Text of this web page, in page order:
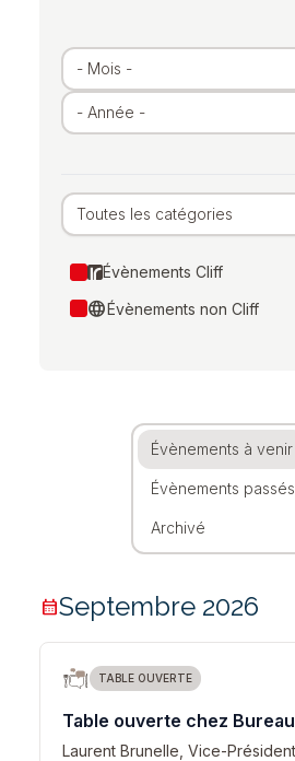
Toutes les catégories
Évènements Cliff
languageÉvènements non Cliff
Évènements à venir
Évènements
Archivé
calendar_monthSeptembre 2026
TABLE OUVERTE
Table ouverte chez
Laurent Brunelle, Vice-